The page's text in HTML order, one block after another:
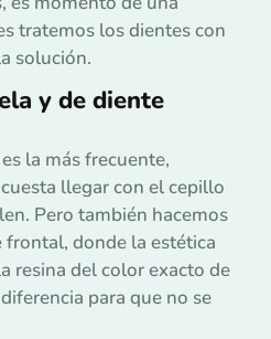
tratemos los dientes con
solución.
y de diente
la más frecuente,
llegar con el cepillo
Pero también hacemos
donde la estética
resina del color exacto de
para que no se